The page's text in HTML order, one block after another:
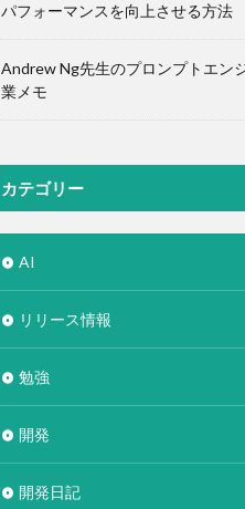
パフォーマンスを向上させる方法
Andrew Ng先生のプロンプトエン
業メモ
カテゴリー
AI
リリース情報
勉強
開発
開発日記